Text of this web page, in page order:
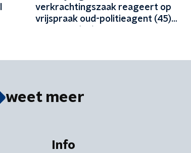
verkrachtingszaak reageert op
vrijspraak oud-politieagent (45)
weet meer
Info